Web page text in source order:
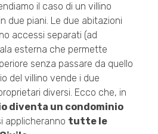
il caso di un villino
due piani. Le due abitazioni
accessi separati (ad
esterna che permette
senza passare da quello
del villino vende i due
diversi. Ecco che, in
diventa un condominio
applicheranno tutte le